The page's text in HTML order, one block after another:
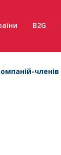
B2G
членів